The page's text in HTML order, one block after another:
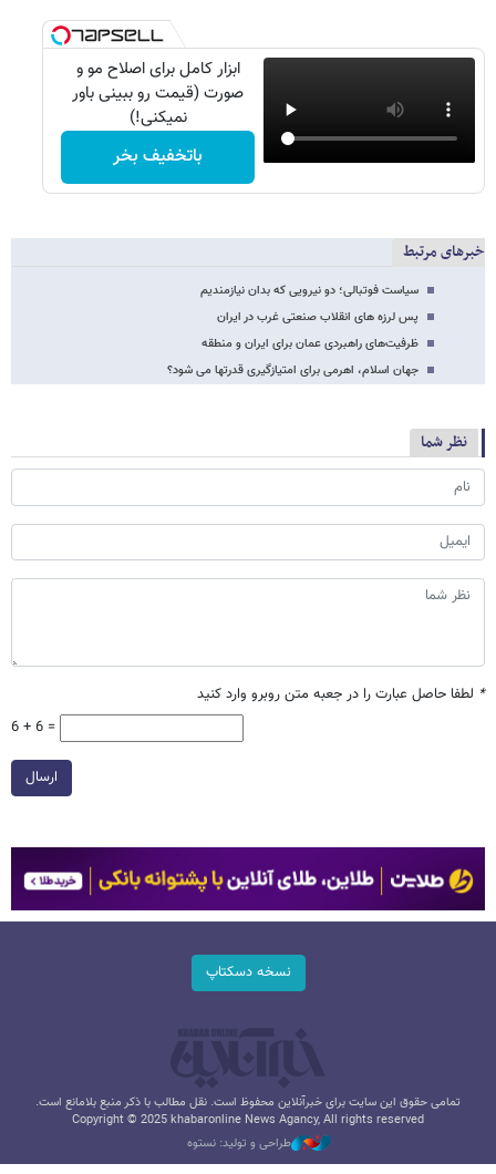
ابزار کامل برای اصلاح مو و
صورت (قیمت رو ببینی باور
نمیکنی!)
باتخفیف بخر
خبرهای مرتبط
سیاست فوتبالی؛ دو نیرویی که بدان نیازمندیم
پس لرزه های انقلاب صنعتی غرب در ایران
ظرفیت‌های راهبردی عمان برای ایران و منطقه
جهان اسلام، اهرمی برای امتیازگیری قدرتها می شود؟
نظر شما
* لطفا حاصل عبارت را در جعبه متن روبرو وارد کنید
6 + 6 =
ارسال
نسخه دسکتاپ
تمامی حقوق این سایت برای خبرآنلاین محفوظ است. نقل مطالب با ذکر منبع بلامانع است.
Copyright © 2025 khabaronline News Agancy, All rights reserved
طراحی و تولید: نستوه